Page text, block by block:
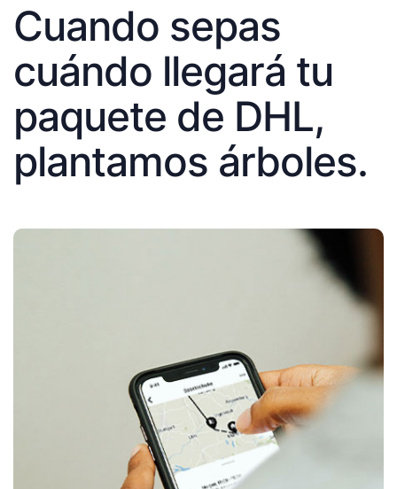
Cuando sepas
cuándo llegará tu
paquete de DHL,
plantamos árboles.